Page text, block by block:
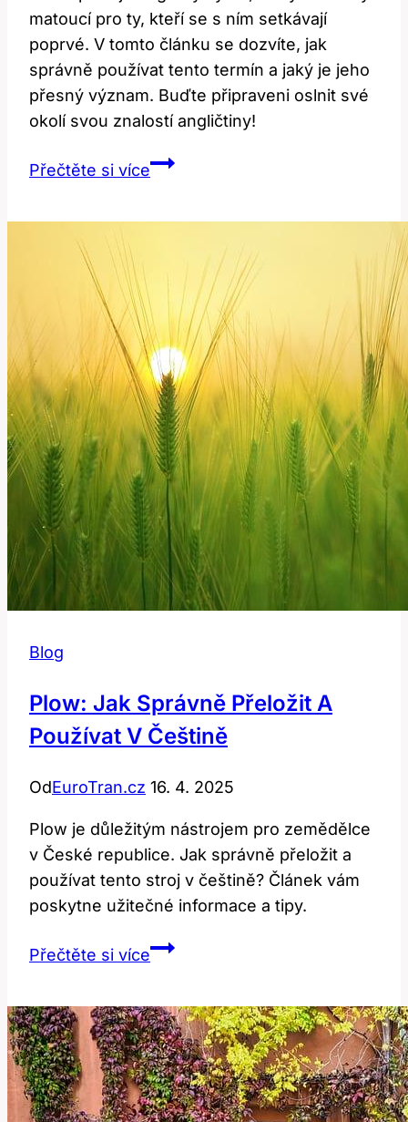
matoucí pro ty, kteří se s ním setkávají
poprvé. V tomto článku se dozvíte, jak
správně používat tento termín a jaký je jeho
přesný význam. Buďte připraveni oslnit své
okolí svou znalostí angličtiny!
Přečtěte si víceExtempore:
Anglický
Výraz?
Blog
Plow: Jak Správně Přeložit A
Používat V Češtině
OdEuroTran.cz 16. 4. 2025
Plow je důležitým nástrojem pro zemědělce
v České republice. Jak správně přeložit a
používat tento stroj v češtině? Článek vám
poskytne užitečné informace a tipy.
Přečtěte si vícePlow:
Přeložit
a
Používat
v